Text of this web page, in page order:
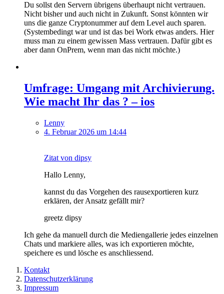
Du sollst den Servern übrigens überhaupt nicht vertrauen.
Nicht bisher und auch nicht in Zukunft. Sonst könnten wir
uns die ganze Cryptonummer auf dem Level auch sparen.
(Systembedingt war und ist das bei Work etwas anders. Hier
muss man zu einem gewissen Mass vertrauen. Dafür gibt es
aber dann OnPrem, wenn man das nicht möchte.)
Umfrage: Umgang mit Archivierung.
Wie macht Ihr das ? – ios
Lenny
4. Februar 2026 um 14:44
Zitat von dipsy
Hallo Lenny,
kannst du das Vorgehen des rausexportieren kurz
erklären, der Ansatz gefällt mir?
greetz dipsy
Ich gehe da manuell durch die Mediengallerie jedes einzelnen
Chats und markiere alles, was ich exportieren möchte,
speichere es und lösche es anschliessend.
Kontakt
Datenschutzerklärung
Impressum